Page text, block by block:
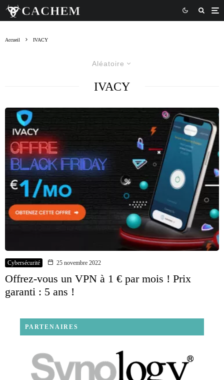
Accueil IVACY
Aléatoire
IVACY
Cybersécurité 25 novembre 2022
Offrez-vous un VPN à 1 € par mois ! Prix
garanti : 5 ans !
PARTENAIRES